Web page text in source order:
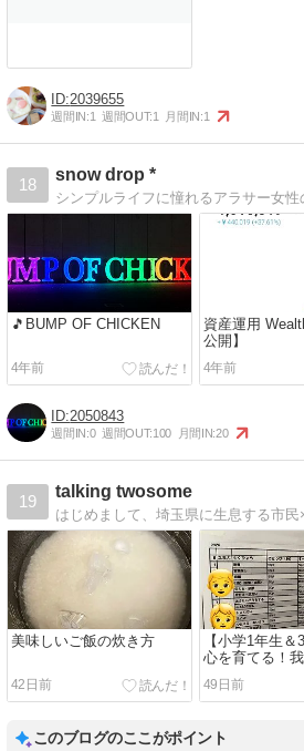
2039655
週間IN:1 週間OUT:1 月間IN:1
18
snow drop *
シンプルライフに憧れるアラサー女性
🎵BUMP OF CHICKEN
4年前
資産運用
公開】
4年前
2050843
週間IN:0 週間OUT:100 月間IN:20
19
talking twosome
美味しいご飯の炊き方
42日前
【小学1年生
心を育てる！
ル作り
49日前
このブログのここがポイント